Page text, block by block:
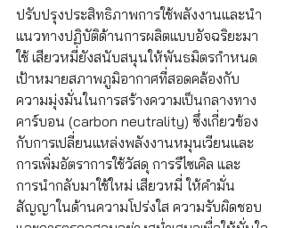
ปรับปรุงประสิทธิภาพการใช้พลังงานและนำ
แนวทางปฏิบัติด้านการผลิตแบบอัจฉริยะมา
ใช้ เสียวหมี่ยังสนับสนุนให้พันธมิตรกำหนด
เป้าหมายสภาพภูมิอากาศที่สอดคล้องกับ
ความมุ่งมั่นในการสร้างความเป็นกลางทาง
คาร์บอน (carbon neutrality) ซึ่งเกี่ยวข้อง
กับการเปลี่ยนแหล่งพลังงานหมุนเวียนและ
การเพิ่มอัตราการใช้วัสดุ การรีไซเคิล และ
การนำกลับมาใช้ใหม่ เสียวหมี่ ให้คำมั่น
สัญญาในด้านความโปร่งใส ความรับผิดชอบ